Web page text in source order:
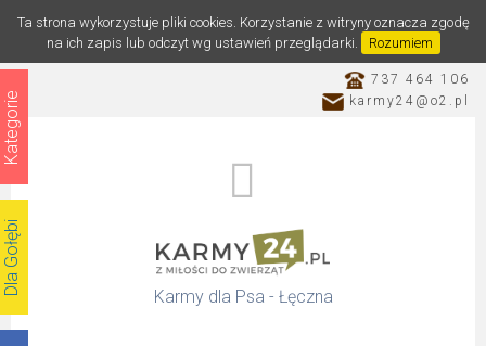
Ta strona wykorzystuje pliki cookies. Korzystanie z witryny oznacza zgodę
na ich zapis lub odczyt wg ustawień przeglądarki.
Rozumiem
737 464 106
karmy24@o2.pl
Karmy dla Psa - Łęczna
Dla Gołębi
Kategorie